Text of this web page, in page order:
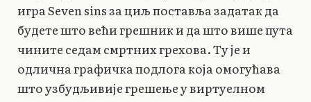
игра Seven sins за циљ поставља задатак да
будете што већи грешник и да што више пута
чините седам смртних грехова. Ту је и
одлична графичка подлога која омогућава
што узбудљивије грешење у виртуелном